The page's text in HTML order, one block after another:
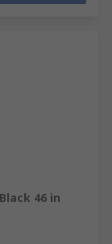
46 in